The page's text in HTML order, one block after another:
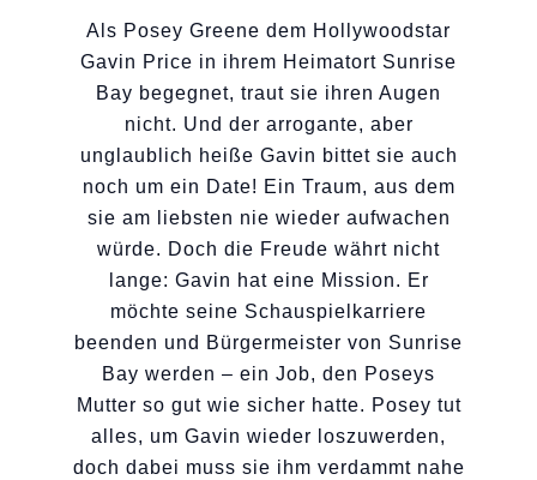
Als Posey Greene dem Hollywoodstar
Gavin Price in ihrem Heimatort Sunrise
Bay begegnet, traut sie ihren Augen
nicht. Und der arrogante, aber
unglaublich heiße Gavin bittet sie auch
noch um ein Date! Ein Traum, aus dem
sie am liebsten nie wieder aufwachen
würde. Doch die Freude währt nicht
lange: Gavin hat eine Mission. Er
möchte seine Schauspielkarriere
beenden und Bürgermeister von Sunrise
Bay werden – ein Job, den Poseys
Mutter so gut wie sicher hatte. Posey tut
alles, um Gavin wieder loszuwerden,
doch dabei muss sie ihm verdammt nahe